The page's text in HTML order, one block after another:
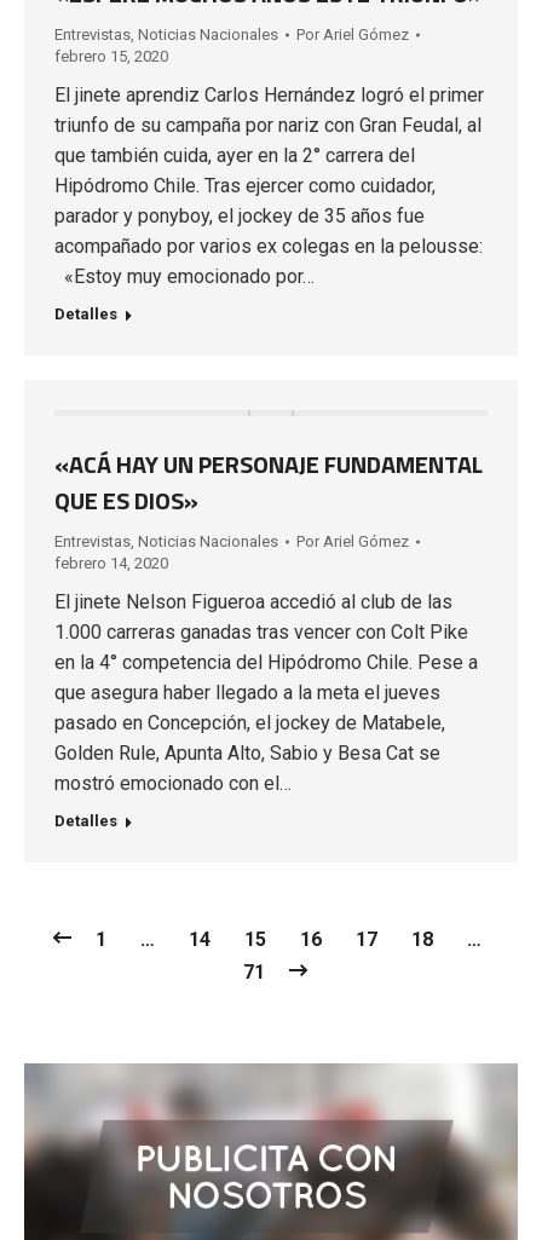
Entrevistas Noticias Nacionales Por Ariel Gómez
febrero 15, 2020
El jinete aprendiz Carlos Hernández logró el primer
triunfo de su campaña por nariz con Gran Feudal, al
que también cuida, ayer en la 2° carrera del
Hipódromo Chile. Tras ejercer como cuidador,
parador y ponyboy, el jockey de 35 años fue
acompañado por varios ex colegas en la pelousse:
«Estoy muy emocionado por…
Detalles
«ACÁ HAY UN PERSONAJE FUNDAMENTAL
QUE ES DIOS»
Entrevistas Noticias Nacionales Por Ariel Gómez
febrero 14, 2020
El jinete Nelson Figueroa accedió al club de las
1.000 carreras ganadas tras vencer con Colt Pike
en la 4° competencia del Hipódromo Chile. Pese a
que asegura haber llegado a la meta el jueves
pasado en Concepción, el jockey de Matabele,
Golden Rule, Apunta Alto, Sabio y Besa Cat se
mostró emocionado con el…
Detalles
1 … 14 15 16 17 18
…
71